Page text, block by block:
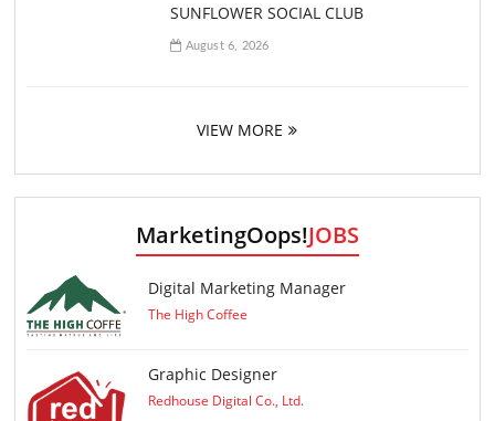
SUNFLOWER SOCIAL CLUB
August 6, 2026
VIEW MORE
MarketingOops!JOBS
Digital Marketing Manager
The High Coffee
Graphic Designer
Redhouse Digital Co., Ltd.